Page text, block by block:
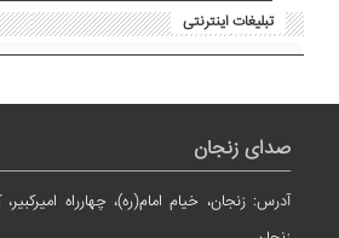
تبلیغات اینترنتی
صدای زنجان
آدرس: زنجان، خیام امام(ره)، چهارراه